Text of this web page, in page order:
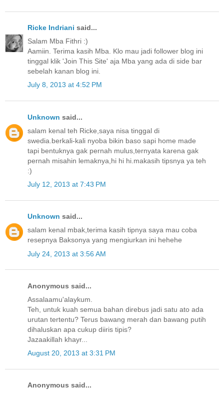
Ricke Indriani said...
Salam Mba Fithri :)
Aamiin. Terima kasih Mba. Klo mau jadi follower blog ini
tinggal klik 'Join This Site' aja Mba yang ada di side bar
sebelah kanan blog ini.
July 8, 2013 at 4:52 PM
Unknown said...
salam kenal teh Ricke,saya nisa tinggal di
swedia.berkali-kali nyoba bikin baso sapi home made
tapi bentuknya gak pernah mulus,ternyata karena gak
pernah misahin lemaknya,hi hi hi.makasih tipsnya ya teh
:)
July 12, 2013 at 7:43 PM
Unknown said...
salam kenal mbak,terima kasih tipnya saya mau coba
resepnya Baksonya yang mengiurkan ini hehehe
July 24, 2013 at 3:56 AM
Anonymous said...
Assalaamu'alaykum.
Teh, untuk kuah semua bahan direbus jadi satu ato ada
urutan tertentu? Terus bawang merah dan bawang putih
dihaluskan apa cukup diiris tipis?
Jazaakillah khayr...
August 20, 2013 at 3:31 PM
Anonymous said...